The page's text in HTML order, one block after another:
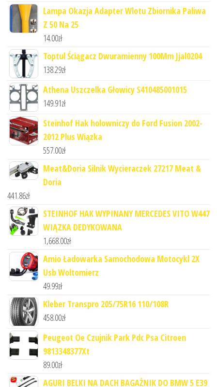
Lampa Okazja Adapter Wlotu Zbiornika Paliwa
Z 50 Na 25
14.00zł
Toptul Ściągacz Dwuramienny 100Mm Jjal0204
138.29zł
Athena Uszczelka Głowicy S410485001015
149.91zł
Steinhof Hak holowniczy do Ford Fusion 2002-
2012 Plus Wiązka
557.00zł
Meat&Doria Silnik Wycieraczek 27217 Meat &
Doria
441.86zł
STEINHOF HAK WYPINANY MERCEDES VITO W447
WIĄZKA DEDYKOWANA
1,668.00zł
Amio Ładowarka Samochodowa Motocykl 2X
Usb Woltomierz
49.99zł
Kleber Transpro 205/75R16 110/108R
458.00zł
Peugeot Oe Czujnik Park Pdc Psa Citroen
9813348377Xt
89.00zł
AGURI BELKI NA DACH BAGAŻNIK DO BMW 5 E39